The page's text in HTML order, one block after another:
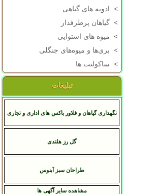
>
ادویه های گیاهی
> گیاهان پرطرفدار
> میوه های استوایی
> بری‌ها و میوه‌های جنگلی
> ساکولنت ها
تبلیغات
نگهداری گیاهان و فلاور باکس های اداری و تجاری
گل رز هلندی
طراحان سبز آبنوس
مشاهده سایر آگهی ها